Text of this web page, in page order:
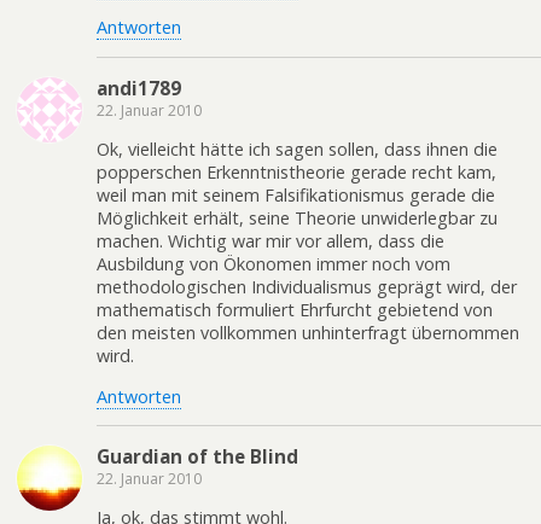
Antworten
andi1789
22. Januar 2010
Ok, vielleicht hätte ich sagen sollen, dass ihnen die
popperschen Erkenntnistheorie gerade recht kam,
weil man mit seinem Falsifikationismus gerade die
Möglichkeit erhält, seine Theorie unwiderlegbar zu
machen. Wichtig war mir vor allem, dass die
Ausbildung von Ökonomen immer noch vom
methodologischen Individualismus geprägt wird, der
mathematisch formuliert Ehrfurcht gebietend von
den meisten vollkommen unhinterfragt übernommen
wird.
Antworten
Guardian of the Blind
22. Januar 2010
Ja, ok, das stimmt wohl.